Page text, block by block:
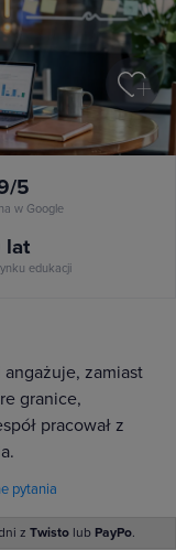
5
w Google
lat
edukacji
zamiast
granice,
pracował z
pytania
z Twisto lub PayPo.